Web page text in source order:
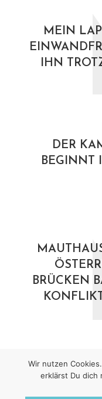
MEIN
IHN
DER
BEGINNT
BRÜCKEN
Wir nutzen
erklärst Du dich